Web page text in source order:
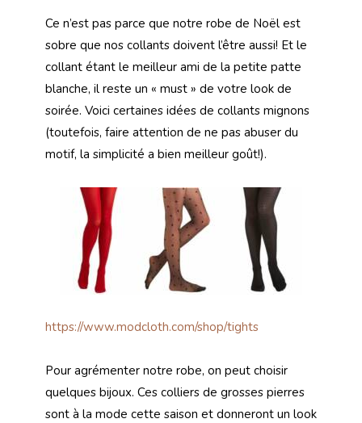
Ce n’est pas parce que notre robe de Noël est
sobre que nos collants doivent l’être aussi! Et le
collant étant le meilleur ami de la petite patte
blanche, il reste un « must » de votre look de
soirée. Voici certaines idées de collants mignons
(toutefois, faire attention de ne pas abuser du
motif, la simplicité a bien meilleur goût!).
https://www.modcloth.com/shop/tights
Pour agrémenter notre robe, on peut choisir
quelques bijoux. Ces colliers de grosses pierres
sont à la mode cette saison et donneront un look